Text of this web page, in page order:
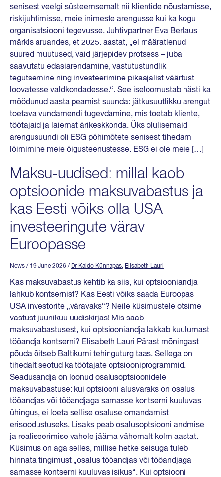
senisest veelgi süsteemsemalt nii klientide nõustamisse,
riskijuhtimisse, meie inimeste arengusse kui ka kogu
organisatsiooni tegevusse. Juhtivpartner Eva Berlaus
märkis aruandes, et 2025. aastat, „ei määratlenud
suured muutused, vaid järjepidev protsess – juba
saavutatu edasiarendamine, vastutustundlik
tegutsemine ning investeerimine pikaajalist väärtust
loovatesse valdkondadesse.“. See iseloomustab hästi ka
möödunud aasta peamist suunda: jätkusuutlikku arengut
toetava vundamendi tugevdamine, mis toetab kliente,
töötajaid ja laiemat ärikeskkonda. Üks olulisemaid
arengusuundi oli ESG põhimõtete senisest tihedam
lõimimine meie õigusteenustesse. ESG ei ole meie […]
Maksu-uudised: millal kaob
optsioonide maksuvabastus ja
kas Eesti võiks olla USA
investeeringute värav
Euroopasse
News / 19 June 2026 / Dr Kaido Künnapas, Elisabeth Lauri
Kas maksuvabastus kehtib ka siis, kui optsiooniandja
lahkub kontsernist? Kas Eesti võiks saada Euroopas
USA investorite „väravaks“? Neile küsimustele otsime
vastust juunikuu uudiskirjas! Mis saab
maksuvabastusest, kui optsiooniandja lakkab kuulumast
tööandja kontserni? Elisabeth Lauri Pärast mõningast
põuda õitseb Baltikumi tehinguturg taas. Sellega on
tihedalt seotud ka töötajate optsiooniprogrammid.
Seadusandja on loonud osalusoptsioonidele
maksuvabastuse: kui optsiooni alusvaraks on osalus
tööandjas või tööandjaga samasse kontserni kuuluvas
ühingus, ei loeta sellise osaluse omandamist
erisoodustuseks. Lisaks peab osalusoptsiooni andmise
ja realiseerimise vahele jääma vähemalt kolm aastat.
Küsimus on aga selles, millise hetke seisuga tuleb
hinnata tingimust „osalus tööandjas või tööandjaga
samasse kontserni kuuluvas isikus“. Kui optsiooni